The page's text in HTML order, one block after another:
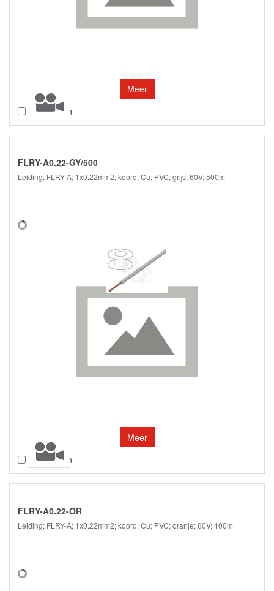
Meer
Vergelijken
FLRY-A0.22-GY/500
Leiding; FLRY-A; 1x0,22mm2; koord; Cu; PVC; grijs; 60V; 500m
Meer
Vergelijken
FLRY-A0.22-OR
Leiding; FLRY-A; 1x0,22mm2; koord; Cu; PVC; oranje; 60V; 100m